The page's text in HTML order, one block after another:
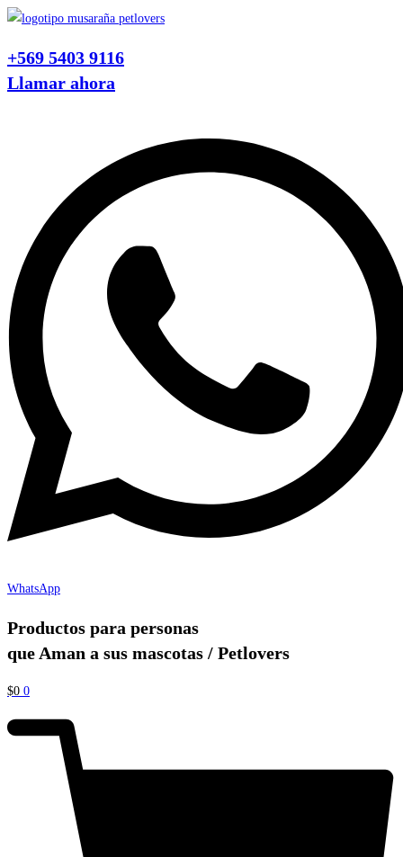
Ir
contenido
+569 5403 9116
Llamar ahora
WhatsApp
Productos para personas
que Aman a sus mascotas / Petlovers
$0 0